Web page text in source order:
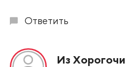
Ответить
Из Хорогочи